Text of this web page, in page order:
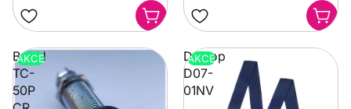
BaCH
TC-
50P
AKCE
Dunlop
D07-
01NV
AKCE